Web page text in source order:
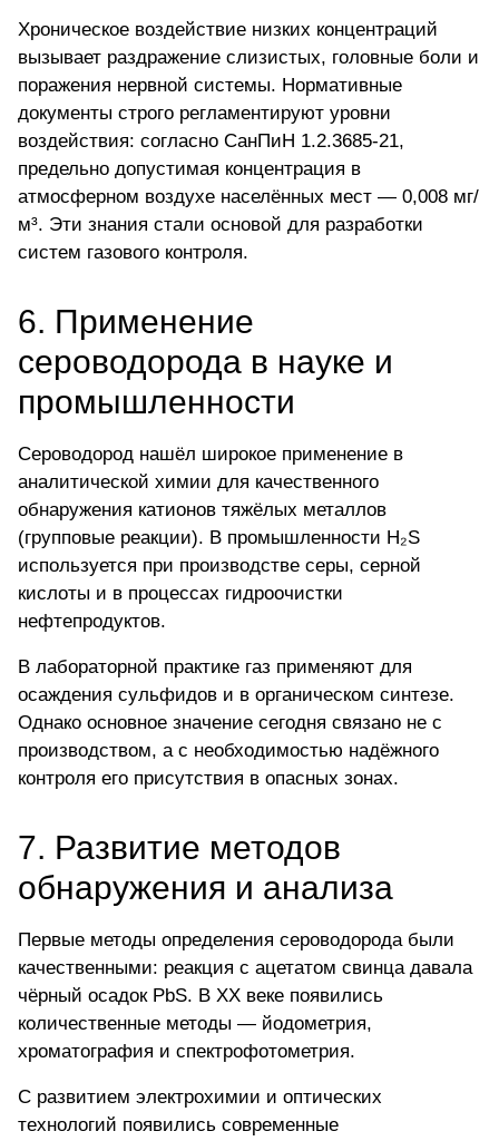
Хроническое воздействие низких концентраций
вызывает раздражение слизистых, головные боли и
поражения нервной системы. Нормативные
документы строго регламентируют уровни
воздействия: согласно СанПиН 1.2.3685-21,
предельно допустимая концентрация в
атмосферном воздухе населённых мест — 0,008 мг/
м³. Эти знания стали основой для разработки
систем газового контроля.
6. Применение
сероводорода в науке и
промышленности
Сероводород нашёл широкое применение в
аналитической химии для качественного
обнаружения катионов тяжёлых металлов
(групповые реакции). В промышленности H₂S
используется при производстве серы, серной
кислоты и в процессах гидроочистки
нефтепродуктов.
В лабораторной практике газ применяют для
осаждения сульфидов и в органическом синтезе.
Однако основное значение сегодня связано не с
производством, а с необходимостью надёжного
контроля его присутствия в опасных зонах.
7. Развитие методов
обнаружения и анализа
Первые методы определения сероводорода были
качественными: реакция с ацетатом свинца давала
чёрный осадок PbS. В XX веке появились
количественные методы — йодометрия,
хроматография и спектрофотометрия.
С развитием электрохимии и оптических
технологий появились современные